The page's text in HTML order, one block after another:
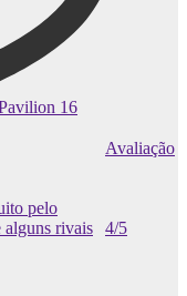
16
Avaliação
pelo
alguns rivais
4/5